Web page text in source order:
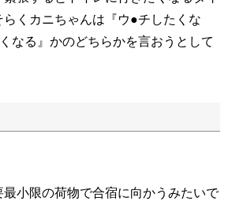
くカニちゃんは『ウ●チしたくな
なる』かのどちらかを言おうとして
最小限の荷物で合宿に向かうみたいで